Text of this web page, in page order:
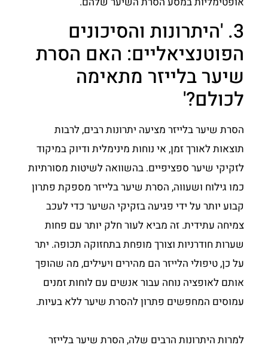
3. 'היתרונות והסיכונים
הפוטנציאליים: האם הסרת
שיער בלייזר מתאימה
לכולם?'
הסרת שיער בלייזר מציעה יתרונות רבים, לרבות
תוצאות לאורך זמן, אי נוחות מינימלית ודיוק במיקוד
לזקיקי שיער ספציפיים. בהשוואה לשיטות מסורתיות
כמו גילוח ושעווה, הסרת שיער בלייזר מספקת פתרון
קבוע יותר על ידי פגיעה בזקיקי השיער כדי לעכב
צמיחה עתידית. זה מביא לעור חלק יותר עם פחות
שערות חודרניות וצורך מופחת בתחזוקה תכופה. יתר
על כן, טיפולי הלייזר הם מהירים ויעילים, מה שהופך
אותם לאופציה נוחה עבור אנשים עם לוחות זמנים
עמוסים המחפשים פתרון להסרת שיער ללא בעיות.
למרות היתרונות הרבים שלה, הסרת שיער בלייזר